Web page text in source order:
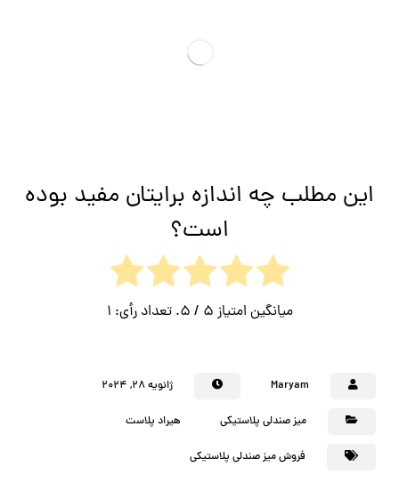
این مطلب چه اندازه برایتان مفید بوده
است؟
میانگین امتیاز 5 / 5. تعداد رأی: 1
Maryam ژانویه ۲۸, ۲۰۲۴
میز صندلی پلاستیکی هیراد پلاست
فروش میز صندلی پلاستیکی